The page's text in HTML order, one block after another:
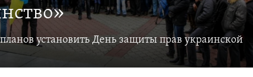
установить День защиты прав украинской